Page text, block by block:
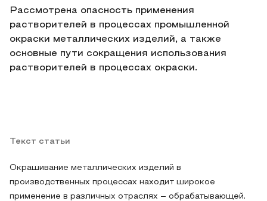
Рассмотрена опасность применения
растворителей в процессах промышленной
окраски металлических изделий, а также
основные пути сокращения использования
растворителей в процессах окраски.
Текст статьи
Окрашивание металлических изделий в
производственных процессах находит широкое
применение в различных отраслях – обрабатывающей,